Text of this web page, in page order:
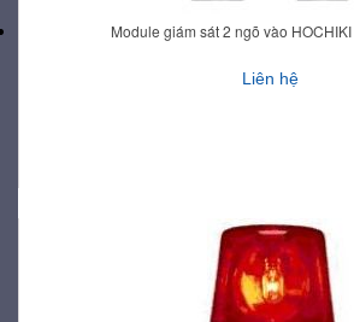
Module giám sát 2 ngõ vào
Liên hệ